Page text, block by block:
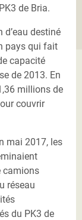
de Bria.
d’eau destiné
pays qui fait
capacité
de 2013. En
millions de
couvrir
mai 2017, les
camions
réseau
du PK3 de